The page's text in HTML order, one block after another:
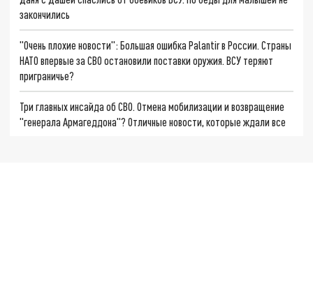
закончились
"Очень плохие новости": Большая ошибка Palantir в России. Страны
НАТО впервые за СВО остановили поставки оружия. ВСУ теряют
приграничье?
Три главных инсайда об СВО. Отмена мобилизации и возвращение
"генерала Армагеддона"? Отличные новости, которые ждали все